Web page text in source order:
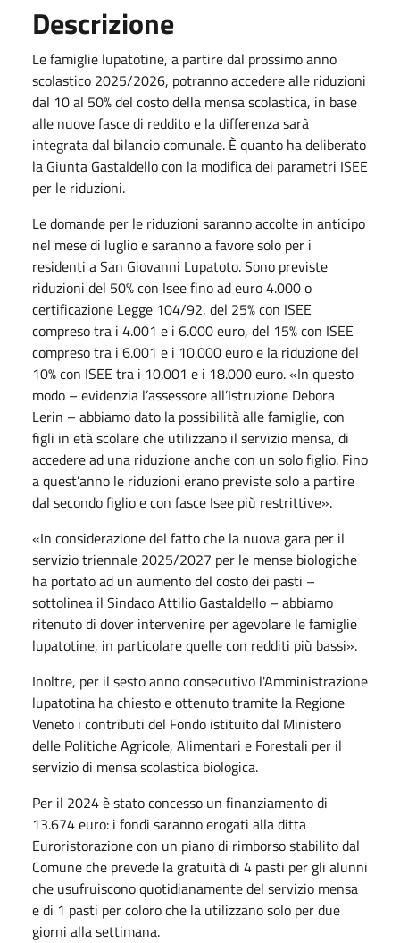
Descrizione
Le famiglie lupatotine, a partire dal prossimo anno
scolastico 2025/2026, potranno accedere alle riduzioni
dal 10 al 50% del costo della mensa scolastica, in base
alle nuove fasce di reddito e la differenza sarà
integrata dal bilancio comunale. È quanto ha deliberato
la Giunta Gastaldello con la modifica dei parametri ISEE
per le riduzioni.
Le domande per le riduzioni saranno accolte in anticipo
nel mese di luglio e saranno a favore solo per i
residenti a San Giovanni Lupatoto. Sono previste
riduzioni del 50% con Isee fino ad euro 4.000 o
certificazione Legge 104/92, del 25% con ISEE
compreso tra i 4.001 e i 6.000 euro, del 15% con ISEE
compreso tra i 6.001 e i 10.000 euro e la riduzione del
10% con ISEE tra i 10.001 e i 18.000 euro. «In questo
modo – evidenzia l’assessore all’Istruzione Debora
Lerin – abbiamo dato la possibilità alle famiglie, con
figli in età scolare che utilizzano il servizio mensa, di
accedere ad una riduzione anche con un solo figlio. Fino
a quest’anno le riduzioni erano previste solo a partire
dal secondo figlio e con fasce Isee più restrittive».
«In considerazione del fatto che la nuova gara per il
servizio triennale 2025/2027 per le mense biologiche
ha portato ad un aumento del costo dei pasti –
sottolinea il Sindaco Attilio Gastaldello – abbiamo
ritenuto di dover intervenire per agevolare le famiglie
lupatotine, in particolare quelle con redditi più bassi».
Inoltre, per il sesto anno consecutivo l'Amministrazione
lupatotina ha chiesto e ottenuto tramite la Regione
Veneto i contributi del Fondo istituito dal Ministero
delle Politiche Agricole, Alimentari e Forestali per il
servizio di mensa scolastica biologica.
Per il 2024 è stato concesso un finanziamento di
13.674 euro: i fondi saranno erogati alla ditta
Euroristorazione con un piano di rimborso stabilito dal
Comune che prevede la gratuità di 4 pasti per gli alunni
che usufruiscono quotidianamente del servizio mensa
e di 1 pasti per coloro che la utilizzano solo per due
giorni alla settimana.